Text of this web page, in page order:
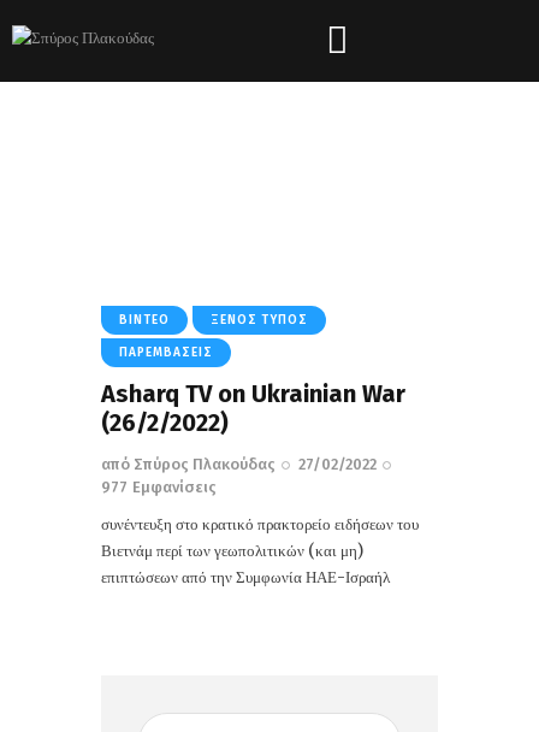
ΒΊΝΤΕΟ ΞΈΝΟΣ ΤΎΠΟΣ
ΠΑΡΕΜΒΆΣΕΙΣ
Asharq TV on Ukrainian War
(26/2/2022)
από Σπύρος Πλακούδας
27/02/2022
977 Εμφανίσεις
συνέντευξη στο κρατικό πρακτορείο ειδήσεων του
Βιετνάμ περί των γεωπολιτικών (και μη)
επιπτώσεων από την Συμφωνία ΗΑΕ-Ισραήλ